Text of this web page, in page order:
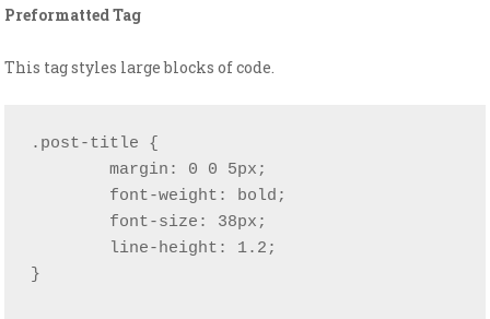
Preformatted Tag
This tag styles large blocks of code.
.post-title {
	margin: 0 0 5px;
}